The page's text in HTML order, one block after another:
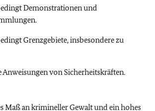
Demonstrationen und
Grenzgebiete, insbesondere zu
Anweisungen von Sicherheitskräften.
Maß an krimineller Gewalt und ein hohes